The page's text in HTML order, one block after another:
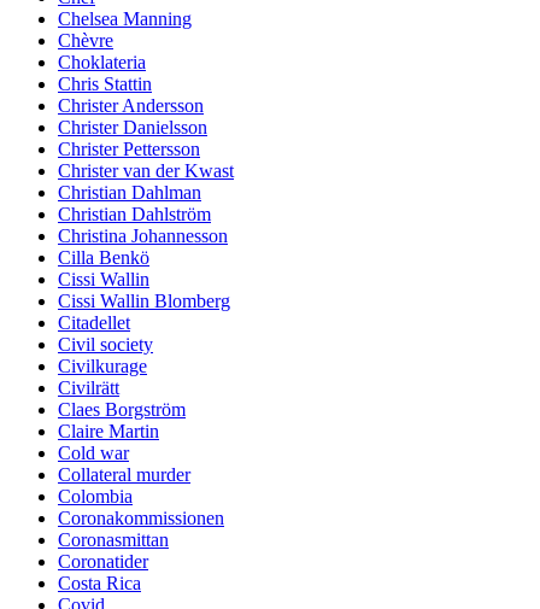
Chelsea Manning
Chèvre
Choklateria
Chris Stattin
Christer Andersson
Christer Danielsson
Christer Pettersson
Christer van der Kwast
Christian Dahlman
Christian Dahlström
Christina Johannesson
Cilla Benkö
Cissi Wallin
Cissi Wallin Blomberg
Citadellet
Civil society
Civilkurage
Civilrätt
Claes Borgström
Claire Martin
Cold war
Collateral murder
Colombia
Coronakommissionen
Coronasmittan
Coronatider
Costa Rica
Covid